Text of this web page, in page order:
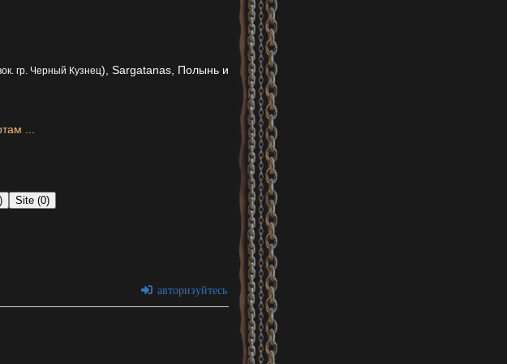
гр. Черный Кузнец), Sargatanas, Полынь и
...
Site (0)
авторизуйтесь